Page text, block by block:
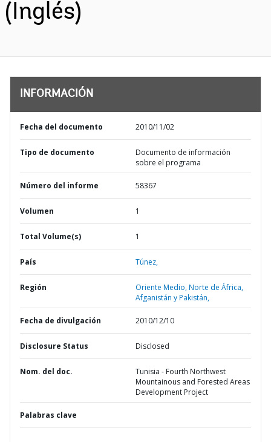
(Inglés)
INFORMACIÓN
Fecha del documento 2010/11/02
Tipo de documento
Documento de información
sobre el programa
Número del informe 58367
Volumen 1
Total Volume(s) 1
País Túnez,
Región
Oriente Medio, Norte de África,
Afganistán y Pakistán,
Fecha de divulgación 2010/12/10
Disclosure Status Disclosed
Nom. del doc.
Tunisia - Fourth Northwest
Mountainous and Forested Areas
Development Project
Palabras clave